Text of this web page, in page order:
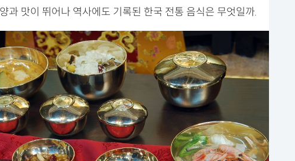
과 맛이 뛰어나 역사에도 기록된 한국 전통 음식은 무엇일까.